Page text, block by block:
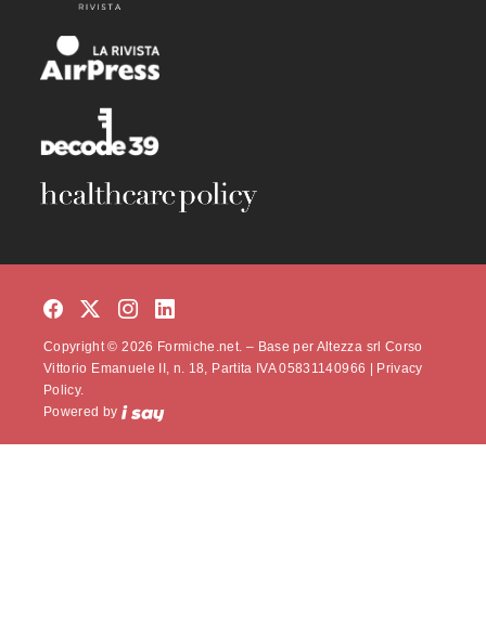
Copyright © 2026 Formiche.net. – Base per Altezza srl Corso
Vittorio Emanuele II, n. 18, Partita IVA 05831140966 |
Privacy
Policy.
Powered by